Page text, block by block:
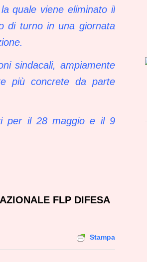
quale viene eliminato il
di turno in una giornata
sindacali, ampiamente
più concrete da parte
per il 28 maggio e il 9
FLP DIFESA
Stampa